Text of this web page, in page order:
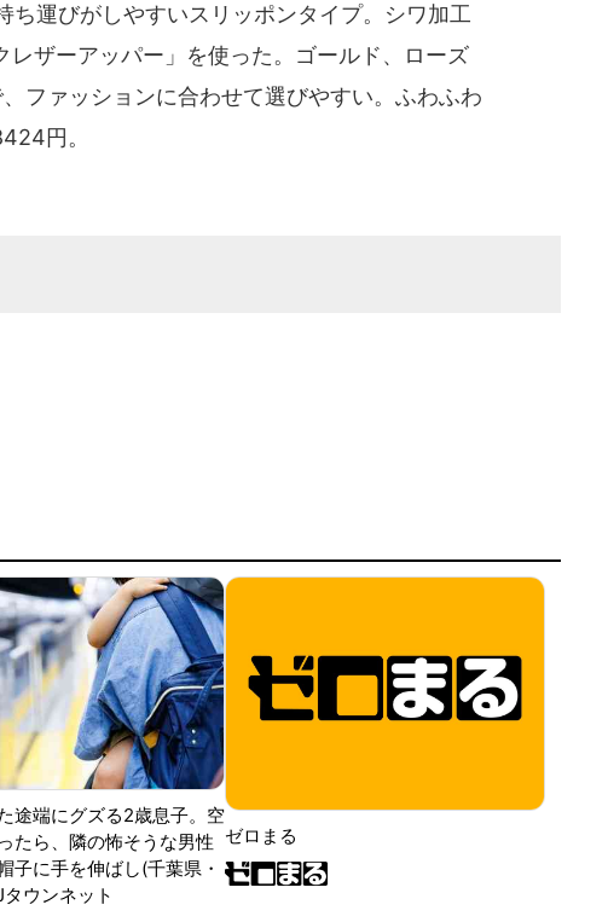
運びがしやすいスリッポンタイプ。シワ加工
ザーアッパー」を使った。ゴールド、ローズ
ファッションに合わせて選びやすい。ふわふわ
円。
途端にグズる2歳息子。空
たら、隣の怖そうな男性
子に手を伸ばし(千葉県・
ウンネット
ゼロまる